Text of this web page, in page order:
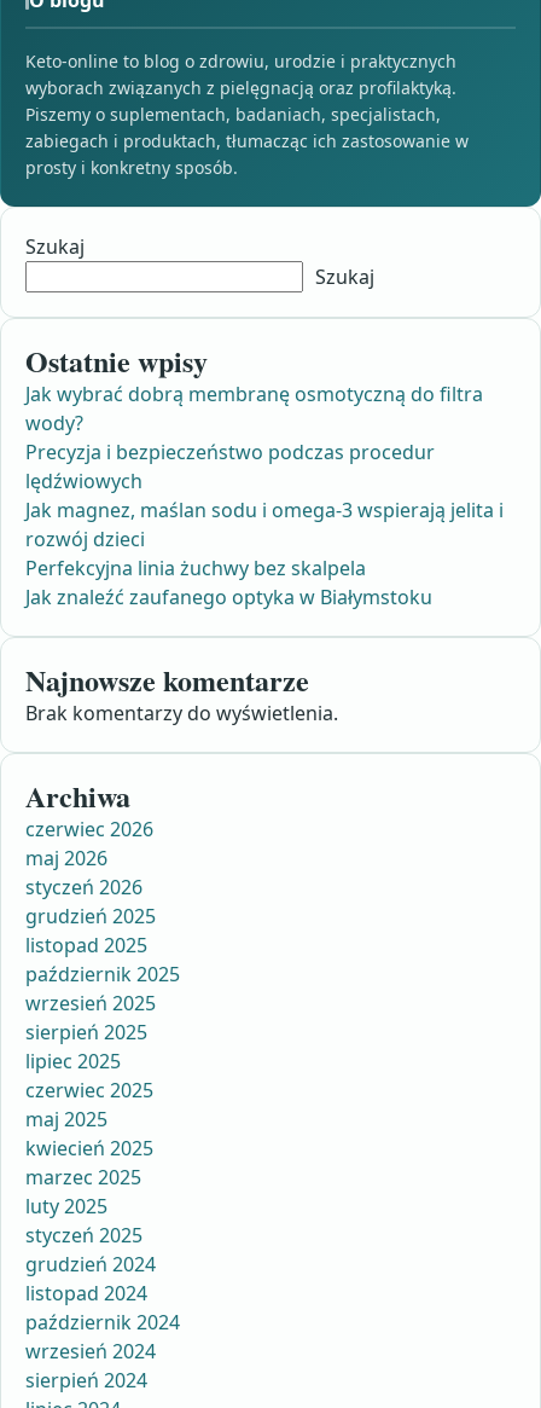
Keto-online to blog o zdrowiu, urodzie i praktycznych
wyborach związanych z pielęgnacją oraz profilaktyką.
Piszemy o suplementach, badaniach, specjalistach,
zabiegach i produktach, tłumacząc ich zastosowanie w
prosty i konkretny sposób.
Szukaj
Szukaj
Ostatnie wpisy
Jak wybrać dobrą membranę osmotyczną do filtra
wody?
Precyzja i bezpieczeństwo podczas procedur
lędźwiowych
Jak magnez, maślan sodu i omega-3 wspierają jelita i
rozwój dzieci
Perfekcyjna linia żuchwy bez skalpela
Jak znaleźć zaufanego optyka w Białymstoku
Najnowsze komentarze
Brak komentarzy do wyświetlenia.
Archiwa
czerwiec 2026
maj 2026
styczeń 2026
grudzień 2025
listopad 2025
październik 2025
wrzesień 2025
sierpień 2025
lipiec 2025
czerwiec 2025
maj 2025
kwiecień 2025
marzec 2025
luty 2025
styczeń 2025
grudzień 2024
listopad 2024
październik 2024
wrzesień 2024
sierpień 2024